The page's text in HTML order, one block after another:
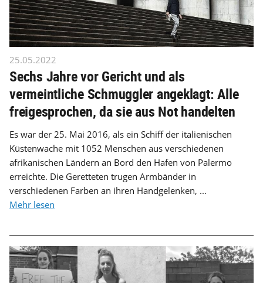
25.05.2022
Sechs Jahre vor Gericht und als
vermeintliche Schmuggler angeklagt: Alle
freigesprochen, da sie aus Not handelten
Es war der 25. Mai 2016, als ein Schiff der italienischen
Küstenwache mit 1052 Menschen aus verschiedenen
afrikanischen Ländern an Bord den Hafen von Palermo
erreichte. Die Geretteten trugen Armbänder in
verschiedenen Farben an ihren Handgelenken, ...
Mehr lesen